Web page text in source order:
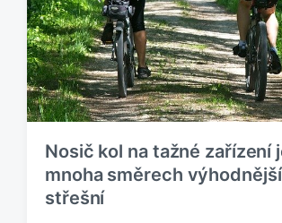
k
:
s
p
ě
v
e
k
:
Nosič kol na tažné zařízení
mnoha směrech
střešní